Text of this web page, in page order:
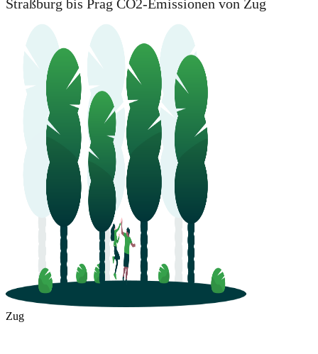
Straßburg bis Prag CO2-Emissionen von Zug
Zug